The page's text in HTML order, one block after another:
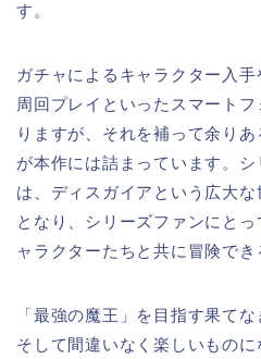
す。
ガチャによるキャラクター入
周回プレイといったスマート
りますが、それを補って余りあ
が本作には詰まっています。
は、ディスガイアという広大
となり、シリーズファンにと
ャラクターたちと共に冒険でき
「最強の魔王」を目指す果て
そして間違いなく楽しいもの